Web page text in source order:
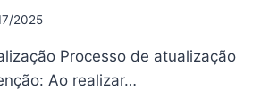
2025
Processo de atualização
Ao realizar…